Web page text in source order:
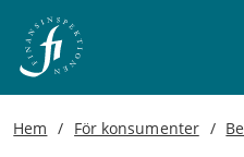
Hem För konsumenter